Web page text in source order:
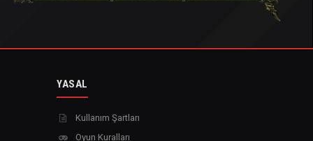
YASAL
Kullanım Şartları
Oyun Kuralları